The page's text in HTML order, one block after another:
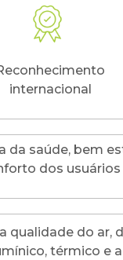
internacional
da saúde, bem
dos usuários
qualidade do ar,
térmico e